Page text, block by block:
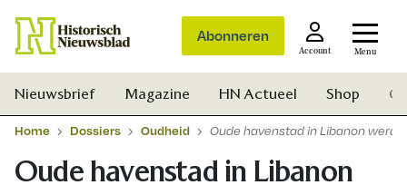
Abonneren
Account Menu
Nieuwsbrief Magazine HN Actueel Shop
Home Dossiers Oudheid Oude havenstad in Libanon werd
Oude havenstad in Libanon